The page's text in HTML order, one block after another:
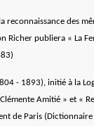
reconnaissance des
Richer publiera « La
- 1893), initié à la
Amitié » et «
de Paris